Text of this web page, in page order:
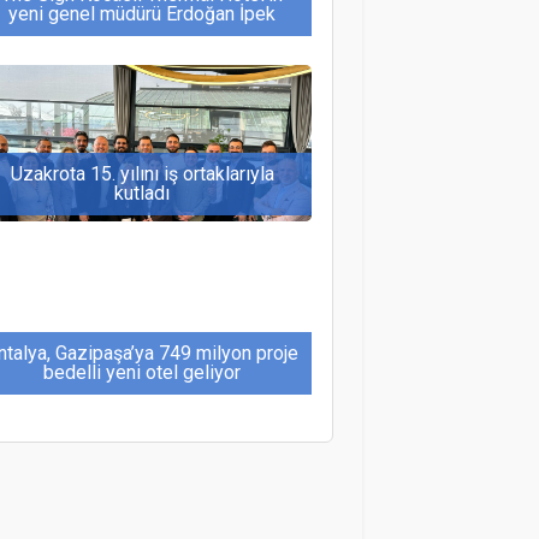
yeni genel müdürü Erdoğan İpek
Uzakrota 15. yılını iş ortaklarıyla
kutladı
Gazipaşa’ya 749 milyon proje
bedelli yeni otel geliyor